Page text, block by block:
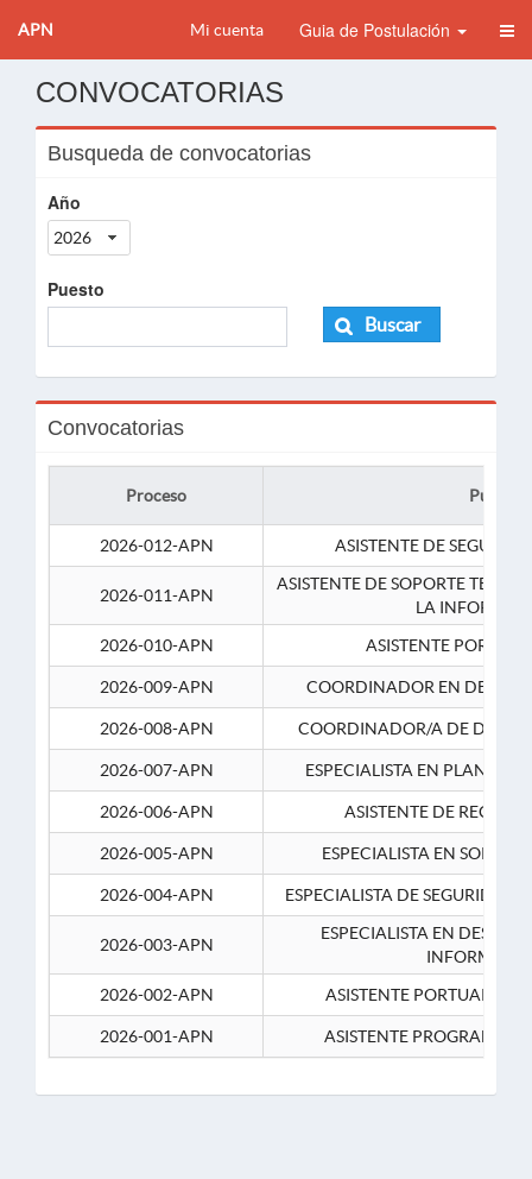
APN Mi cuenta Guia de Postulación
CONVOCATORIAS
Busqueda de convocatorias
Año
2026
Puesto
Buscar
Convocatorias
Proceso Puesto
2026-012-APN ASISTENTE DE
2026-011-APN
ASISTENTE DE SOPORTE
LA
2026-010-APN
ASISTENTE
2026-009-APN COORDINADOR EN
2026-008-APN COORDINADOR/A DE
2026-007-APN ESPECIALISTA EN
2026-006-APN ASISTENTE DE
2026-005-APN ESPECIALISTA EN
2026-004-APN ESPECIALISTA DE SEGURIDAD
2026-003-APN
ESPECIALISTA EN
2026-002-APN
ASISTENTE PORTUARIO 2-
2026-001-APN ASISTENTE